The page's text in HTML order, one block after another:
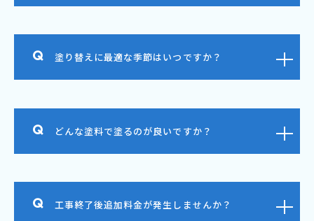
塗り替えに最適な季節はいつですか？
どんな塗料で塗るのが良いですか？
工事終了後追加料金が発生しませんか？